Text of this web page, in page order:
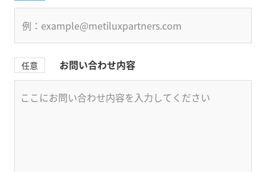
任意 お問い合わせ内容